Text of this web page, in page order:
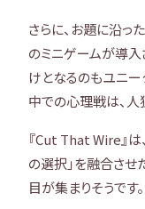
さらに、お題に沿っ
のミニゲームが導入
けとなるのもユニ
中での心理戦は、人
『Cut That Wire』は
の選択」を融合させ
目が集まりそうです。